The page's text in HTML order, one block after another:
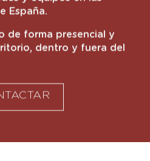
España.
de forma presencial y
dentro y fuera del